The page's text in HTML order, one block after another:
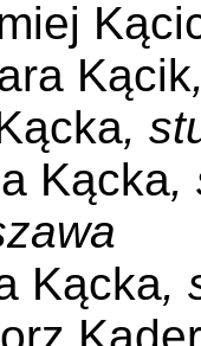
Kącik
,
Kącka,
Kącka,